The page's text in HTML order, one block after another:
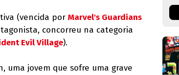
(vencida por Marvel's Guardians
concorreu na categoria
Evil Village).
uma jovem que sofre uma grave